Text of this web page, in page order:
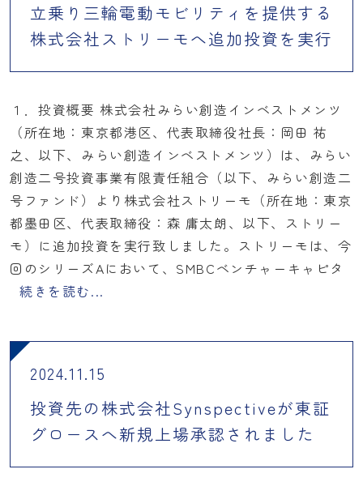
立乗り三輪電動モビリティを提供する
株式会社ストリーモへ追加投資を実行
１．投資概要 株式会社みらい創造インベストメンツ
（所在地：東京都港区、代表取締役社長：岡田 祐
之、以下、みらい創造インベストメンツ）は、みらい
創造二号投資事業有限責任組合（以下、みらい創造二
号ファンド）より株式会社ストリーモ（所在地：東京
都墨田区、代表取締役：森 庸太朗、以下、ストリー
モ）に追加投資を実行致しました。ストリーモは、今
回のシリーズAにおいて、SMBCベンチャーキャピタ
続きを読む...
2024.11.15
投資先の株式会社Synspectiveが東証
グロースへ新規上場承認されました